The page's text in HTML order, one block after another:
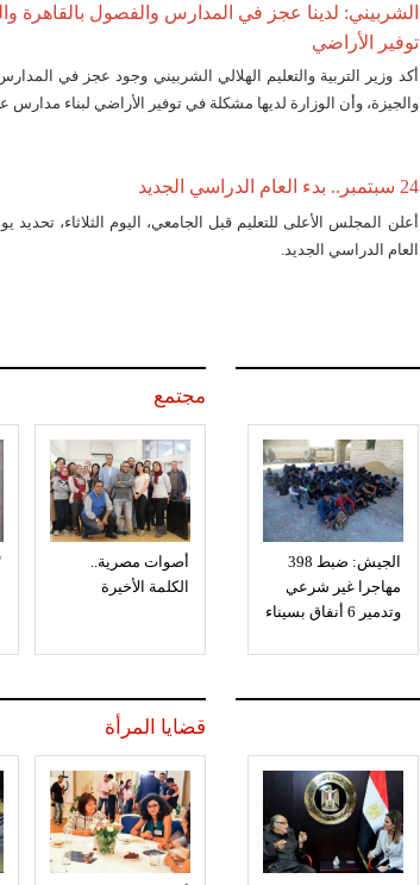
الشربيني: لدينا عجز في المدارس والفصول بالقاهرة
توفير الأراضي
أكد وزير التربية والتعليم الهلالي الشربيني وجود عجز في
والجيزة، وأن الوزارة لديها مشكلة في توفير الأراضي لبناء مدارس
24 سبتمبر.. بدء العام الدراسي الجديد
العام الدراسي الجديد.
الجيش: ضبط 398
مهاجرا غير شرعي
وتدمير 6 أنفاق بسيناء
مجتمع
أصوات مصرية..
الكلمة الأخيرة
قضايا المرأة